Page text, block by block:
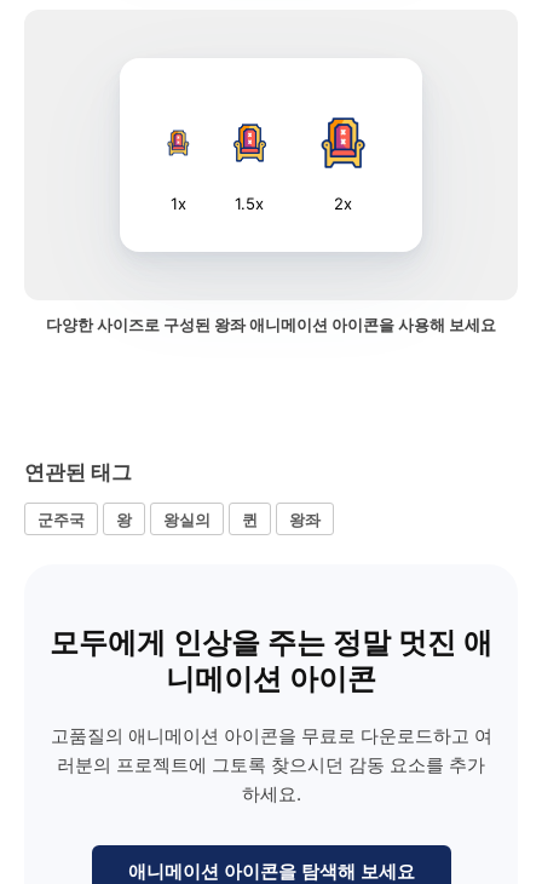
1x 1.5x 2x
다양한 사이즈로 구성된 왕좌 애니메이션 아이콘을 사용해 보세요
연관된 태그
군주국 왕 왕실의 퀸 왕좌
모두에게 인상을 주는 정말 멋진 애
니메이션 아이콘
고품질의 애니메이션 아이콘을 무료로 다운로드하고 여
러분의 프로젝트에 그토록 찾으시던 감동 요소를 추가
하세요.
애니메이션 아이콘을 탐색해 보세요